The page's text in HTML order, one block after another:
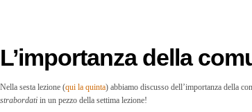
L’importanza della
Nella sesta lezione (qui la quinta) abbiamo discusso dell’importanza della
strabordati in un pezzo della settima lezione!